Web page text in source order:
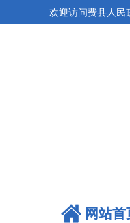
欢迎访问费县人民
网站首